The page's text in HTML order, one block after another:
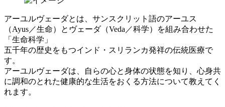
アーユルヴェーダとは、サンスクリット語のアーユス
（Ayus／生命）とヴェーダ（Veda／科学）を組み合わせた
「生命科学」
五千年の歴史をもつインド・スリランカ発祥の伝統医療で
す。
アーユルヴェーダは、自らの心と身体の状態を知り、心身共
に調和のとれた健康的な生活をおくる方法について教えてく
れます。